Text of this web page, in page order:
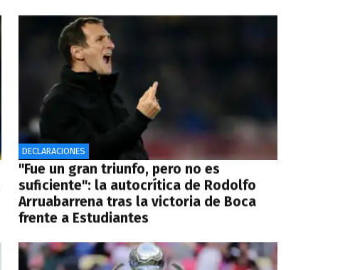
DECLARACIONES
"Fue un gran triunfo, pero no es
suficiente": la autocrítica de Rodolfo
Arruabarrena tras la victoria de Boca
frente a Estudiantes